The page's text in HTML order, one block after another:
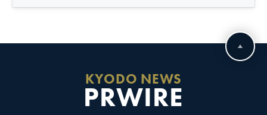
KYODO NEWS
PRWIRE